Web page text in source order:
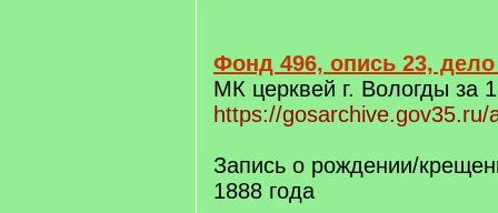
Фонд 496, опись 23, дело
МК церквей г. Вологды за
https://
Запись о рождении/
1888 года